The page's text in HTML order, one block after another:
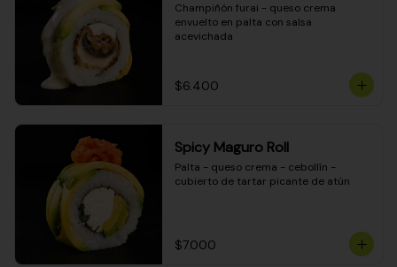
Champiñón furai - queso crema
envuelto en palta con salsa
acevichada
$6.400
Spicy Maguro Roll
Palta - queso crema - cebollín -
cubierto de tartar picante de atún
$7.000